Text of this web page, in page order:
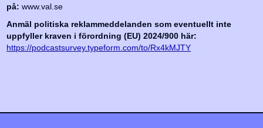
på: www.val.se
Anmäl politiska reklammeddelanden som eventuellt inte
uppfyller kraven i förordning (EU) 2024/900 här:
https://podcastsurvey.typeform.com/to/Rx4kMJTY